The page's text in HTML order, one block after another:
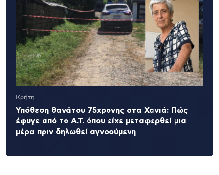
Κρήτη
Υπόθεση θανάτου 75χρονης στα Χανιά: Πώς
έφυγε από το Α.Τ. όπου είχε μεταφερθεί μια
μέρα πριν δηλωθεί αγνοούμενη